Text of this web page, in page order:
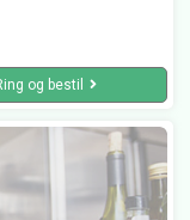
og bestil